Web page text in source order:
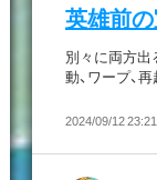
英雄前
別々に両方出
動、ワープ、
2024/09/12 23:21